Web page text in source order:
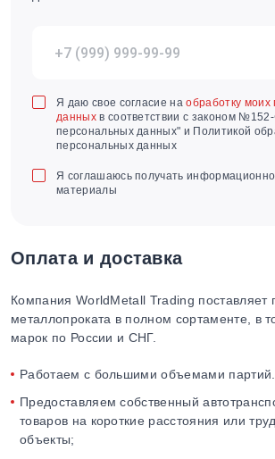
Я даю свое согласие наобработку
данныхв соответствии с законом
персональных данных" и Политикой
персональных данных
Я соглашаюсь получать
материалы
Оплата и доставка
Компания WorldMetall Trading поставляет
металлопроката в полном сортаменте, в
марок по России и СНГ.
Работаем с большими объемами партий.
Предоставляем собственный
товаров на короткие расстояния или
объекты;